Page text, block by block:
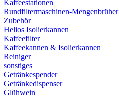
Kaffeestationen
Rundfiltermaschinen-Mengenbrüher
Zubehör
Helios Isolierkannen
Kaffeefilter
Kaffeekannen & Isolierkannen
Reiniger
sonstiges
Getränkespender
Getränkedispenser
Glühwein